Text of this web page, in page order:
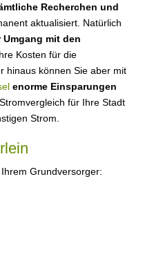
Recherchen und
aktualisiert. Natürlich
mit den
Kosten für die
hinaus können Sie aber mit
enorme Einsparungen
für Ihre Stadt
Strom.
Grundversorger: